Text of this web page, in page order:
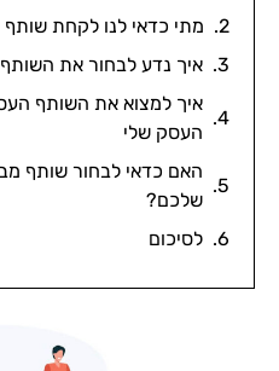
מתי כדאי לנו לקחת שותף
איך נדע לבחור את
איך למצוא את השותף
העסק שלי
האם כדאי לבחור שותף
שלכם?
לסיכום